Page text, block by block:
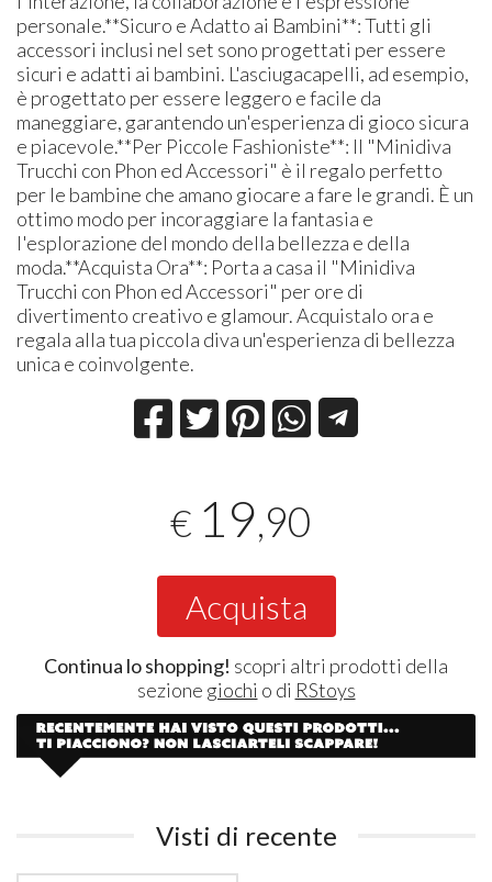
personale.**Sicuro e Adatto ai Bambini**: Tutti gli
accessori inclusi nel set sono progettati per essere
sicuri e adatti ai bambini. L'asciugacapelli, ad esempio,
è progettato per essere leggero e facile da
maneggiare, garantendo un'esperienza di gioco sicura
e piacevole.**Per Piccole Fashioniste**: Il "Minidiva
Trucchi con Phon ed Accessori" è il regalo perfetto
per le bambine che amano giocare a fare le grandi. È un
ottimo modo per incoraggiare la fantasia e
l'esplorazione del mondo della bellezza e della
moda.**Acquista Ora**: Porta a casa il "Minidiva
Trucchi con Phon ed Accessori" per ore di
divertimento creativo e glamour. Acquistalo ora e
regala alla tua piccola diva un'esperienza di bellezza
unica e coinvolgente.
€ 19,90
Acquista
Continua lo shopping! scopri altri prodotti della
sezione giochi o di RStoys
Visti di recente